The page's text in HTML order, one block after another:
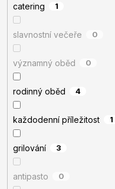
catering 1
slavnostní večeře 0
významný oběd 0
rodinný oběd 4
každodenní příležitost 1
grilování 3
antipasto 0